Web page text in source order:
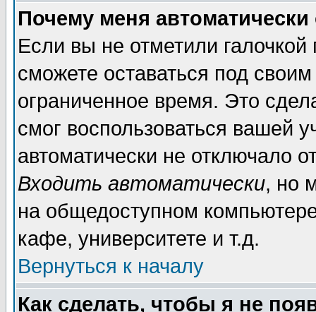
Почему меня автоматически
Если вы не отметили галочкой
сможете оставаться под
ограниченное время. Это
смог воспользоваться вашей
автоматически не отключало
Входить автоматически, но
на общедоступном
кафе, университете и т.д.
Вернуться к началу
Как сделать, чтобы я не